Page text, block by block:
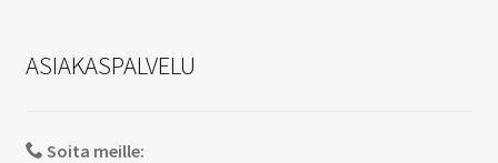
ASIAKASPALVELU
Soita meille: